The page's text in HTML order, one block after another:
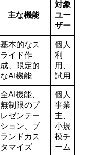
主な機能
対象
ユー
ザー
基本的なス
ライド作
成、限定的
なAI機能
個人
利
用、
試用
全AI機能、
無制限のプ
レゼンテー
ション、ブ
ランドカス
タマイズ
個人
事業
主、
小規
模チ
ーム